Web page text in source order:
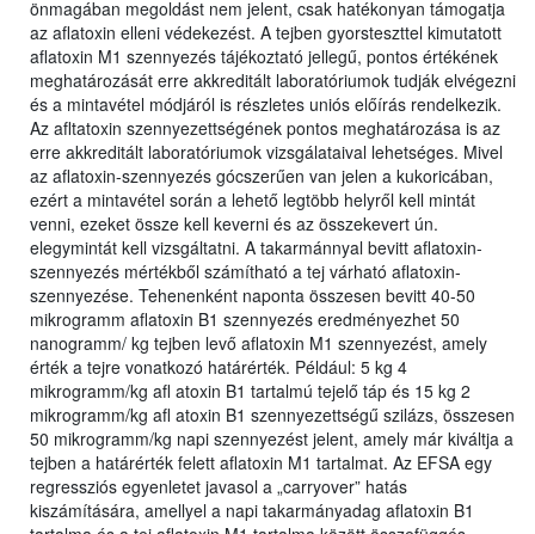
önmagában megoldást nem jelent, csak hatékonyan támogatja
az aflatoxin elleni védekezést. A tejben gyorsteszttel kimutatott
aflatoxin M1 szennyezés tájékoztató jellegű, pontos értékének
meghatározását erre akkreditált laboratóriumok tudják elvégezni
és a mintavétel módjáról is részletes uniós előírás rendelkezik.
Az afltatoxin szennyezettségének pontos meghatározása is az
erre akkreditált laboratóriumok vizsgálataival lehetséges. Mivel
az aflatoxin-szennyezés gócszerűen van jelen a kukoricában,
ezért a mintavétel során a lehető legtöbb helyről kell mintát
venni, ezeket össze kell keverni és az összekevert ún.
elegymintát kell vizsgáltatni. A takarmánnyal bevitt aflatoxin-
szennyezés mértékből számítható a tej várható aflatoxin-
szennyezése. Tehenenként naponta összesen bevitt 40-50
mikrogramm aflatoxin B1 szennyezés eredményezhet 50
nanogramm/ kg tejben levő aflatoxin M1 szennyezést, amely
érték a tejre vonatkozó határérték. Például: 5 kg 4
mikrogramm/kg afl atoxin B1 tartalmú tejelő táp és 15 kg 2
mikrogramm/kg afl atoxin B1 szennyezettségű szilázs, összesen
50 mikrogramm/kg napi szennyezést jelent, amely már kiváltja a
tejben a határérték felett aflatoxin M1 tartalmat. Az EFSA egy
regressziós egyenletet javasol a „carryover” hatás
kiszámítására, amellyel a napi takarmányadag aflatoxin B1